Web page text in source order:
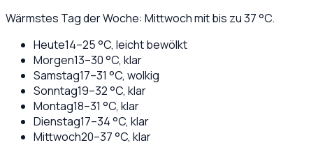
Wärmstes Tag der Woche: Mittwoch mit bis zu 37 °C.
Heute14–25°C, leicht bewölkt
Morgen13–30°C, klar
Samstag17–31 °C, wolkig
Sonntag19–32°C, klar
Montag18–31 °C, klar
Dienstag17–34°C, klar
Mittwoch20–37°C, klar